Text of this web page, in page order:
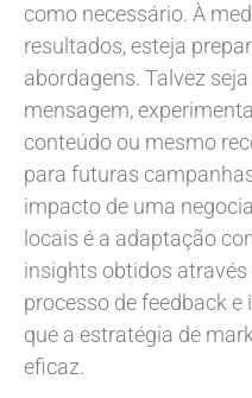
como necessário. À
resultados, esteja
abordagens. Talvez
mensagem,
conteúdo ou mesmo
para futuras
impacto de uma
locais é a adaptação
insights obtidos
processo de feedback
que a estratégia de
eficaz.